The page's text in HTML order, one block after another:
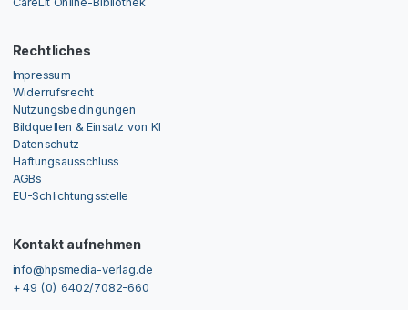
Rechtliches
Impressum
Widerrufsrecht
Nutzungsbedingungen
Bildquellen & Einsatz von KI
Datenschutz
Haftungsausschluss
AGBs
EU-Schlichtungsstelle
Kontakt aufnehmen
info@hpsmedia-verlag.de
+ 49 (0) 6402/7082-660